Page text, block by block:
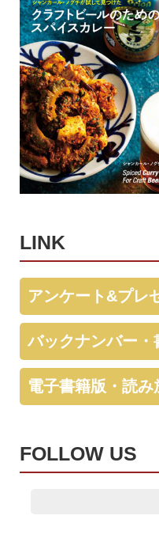
LINK
アンケート&プレ
バックナンバー・
電子書籍版・読み
FOLLOW US